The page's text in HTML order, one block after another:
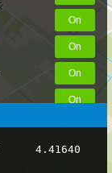
4.41640